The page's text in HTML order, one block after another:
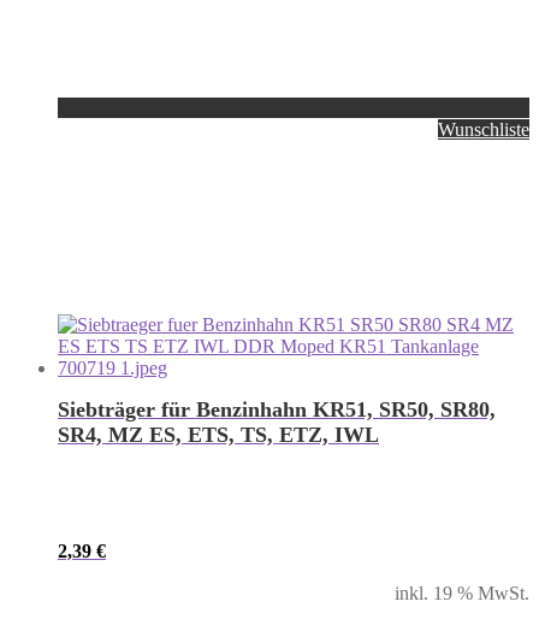
Wunschliste
Siebträger für Benzinhahn KR51, SR50, SR80,
SR4, MZ ES, ETS, TS, ETZ, IWL
2,39 €
inkl. 19 % MwSt.